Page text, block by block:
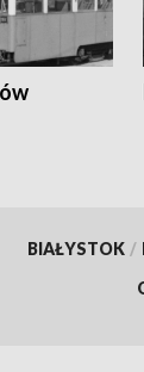
BIAŁYSTOK /